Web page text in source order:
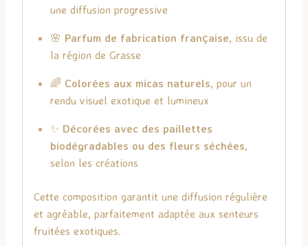
une diffusion progressive
🌸 Parfum de fabrication française, issu de
la région de Grasse
🌈 Colorées aux micas naturels, pour un
rendu visuel exotique et lumineux
✨ Décorées avec des paillettes
biodégradables ou des fleurs séchées,
selon les créations
Cette composition garantit une diffusion régulière
et agréable, parfaitement adaptée aux senteurs
fruitées exotiques.